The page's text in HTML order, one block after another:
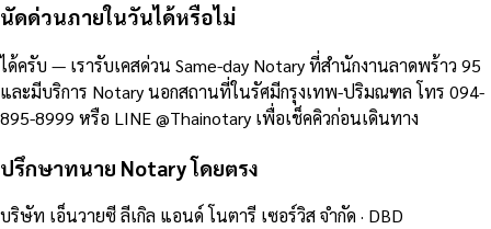
นัดด่วนภายในวันได้หรือไม่
ได้ครับ — เรารับเคสด่วน Same-day Notary ที่สำนักงานลาดพร้าว 95
และมีบริการ Notary นอกสถานที่ในรัศมีกรุงเทพ-ปริมณฑล โทร 094-
895-8999 หรือ LINE @Thainotary เพื่อเช็คคิวก่อนเดินทาง
ปรึกษาทนาย Notary โดยตรง
บริษัท เอ็นวายซี ลีเกิล แอนด์ โนตารี เซอร์วิส จำกัด · DBD